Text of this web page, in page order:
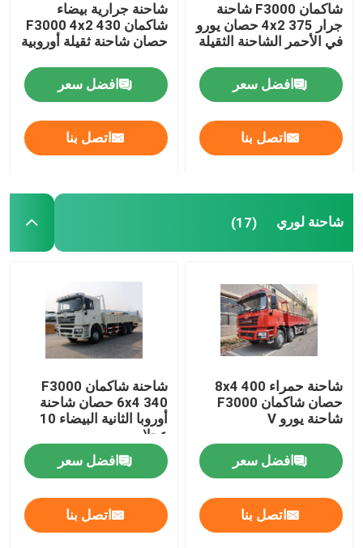
نصف مقطورة
شاكمان F3000 شاحنة
جرار 4x2 375 حصان يورو
في الأحمر الشاحنة الثقيلة
افضل سعر
اتصل بنا
شاحنة جرارية بيضاء
شاكمان F3000 4x2 430
حصان شاحنة ثقيلة أوروبية
افضل سعر
اتصل بنا
شاحنة لوري (17)
شاحنة حمراء 8x4 400
حصان شاكمان F3000
شاحنة يورو V
افضل سعر
اتصل بنا
شاحنة شاكمان F3000
6x4 340 حصان شاحنة
أوروبا الثانية البيضاء 10
عجلات
افضل سعر
اتصل بنا